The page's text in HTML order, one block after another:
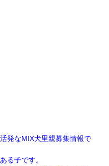
発なMIX犬里親募集情報で
る子です。